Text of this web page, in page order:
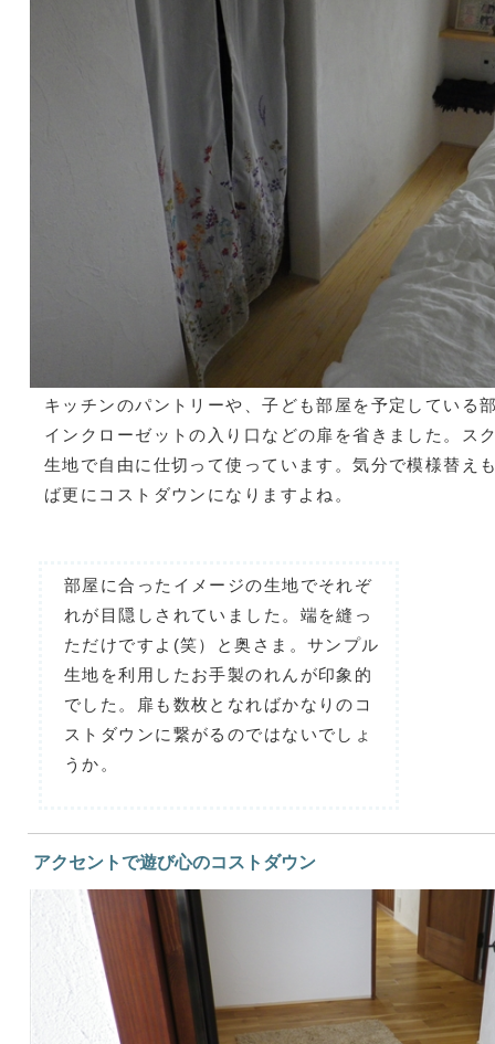
キッチンのパントリーや、子ども部屋を予定している
インクローゼットの入り口などの扉を省きました。ス
生地で自由に仕切って使っています。気分で模様替え
ば更にコストダウンになりますよね。
部屋に合ったイメージの生地でそれぞ
れが目隠しされていました。端を縫っ
ただけですよ(笑）と奥さま。サンプル
生地を利用したお手製のれんが印象的
でした。扉も数枚となればかなりのコ
ストダウンに繋がるのではないでしょ
うか。
アクセントで遊び心のコストダウン